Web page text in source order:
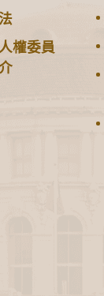
權委員